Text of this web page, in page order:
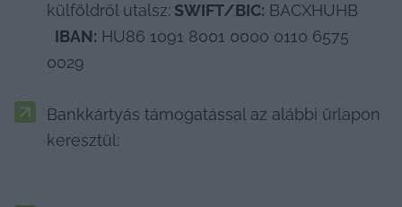
külföldről utalsz: SWIFT/BIC: BACXHUHB
IBAN: HU86 1091 8001 0000 0110 6575
0029
Bankkártyás támogatással az alábbi űrlapon
keresztül: